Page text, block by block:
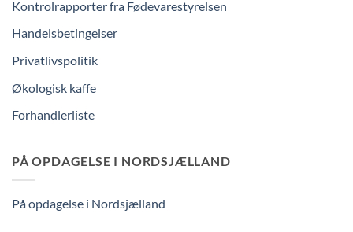
Kontrolrapporter fra Fødevarestyrelsen
Handelsbetingelser
Privatlivspolitik
Økologisk kaffe
Forhandlerliste
PÅ OPDAGELSE I NORDSJÆLLAND
På opdagelse i Nordsjælland